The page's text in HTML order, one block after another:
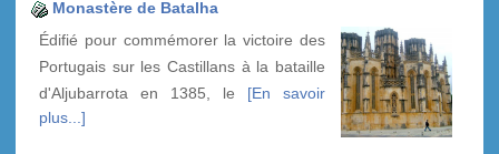
Monastère de Batalha
Édifié pour commémorer la victoire des
Portugais sur les Castillans à la bataille
d'Aljubarrota en 1385, le [En savoir
plus...]